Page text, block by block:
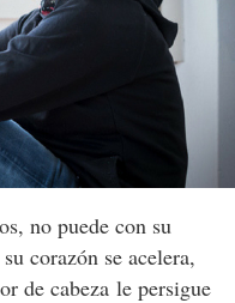
no puede con su
corazón se acelera,
de cabeza le persigue